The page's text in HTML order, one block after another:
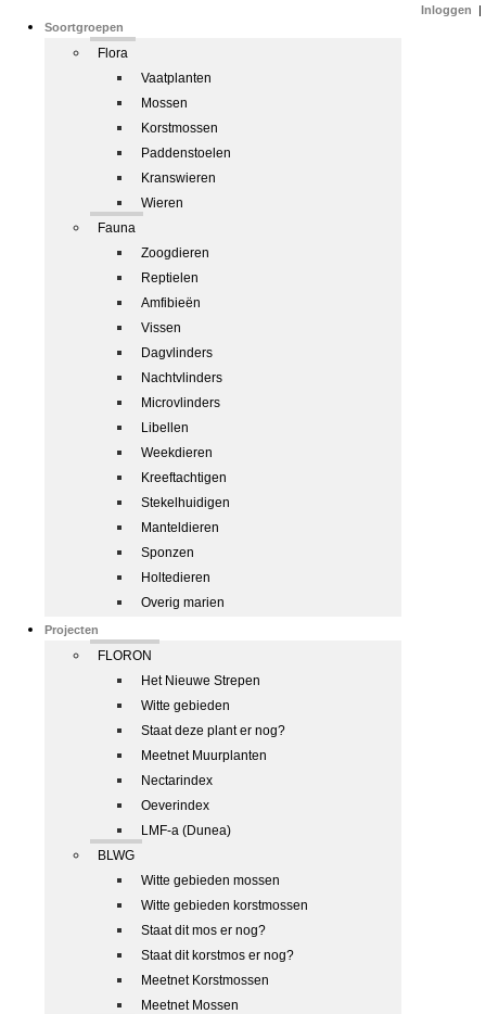
Soortgroepen
Flora
Vaatplanten
Mossen
Korstmossen
Paddenstoelen
Kranswieren
Wieren
Fauna
Zoogdieren
Reptielen
Amfibieën
Vissen
Dagvlinders
Nachtvlinders
Microvlinders
Libellen
Weekdieren
Kreeftachtigen
Stekelhuidigen
Manteldieren
Sponzen
Holtedieren
Overig marien
Projecten
FLORON
Het Nieuwe Strepen
Witte gebieden
Staat deze plant er nog?
Meetnet Muurplanten
Nectarindex
Oeverindex
LMF-a (Dunea)
BLWG
Witte gebieden mossen
Witte gebieden korstmossen
Staat dit mos er nog?
Staat dit korstmos er nog?
Meetnet Korstmossen
Meetnet Mossen
Inloggen |